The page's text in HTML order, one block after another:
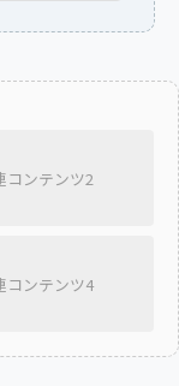
コンテンツ2
コンテンツ4